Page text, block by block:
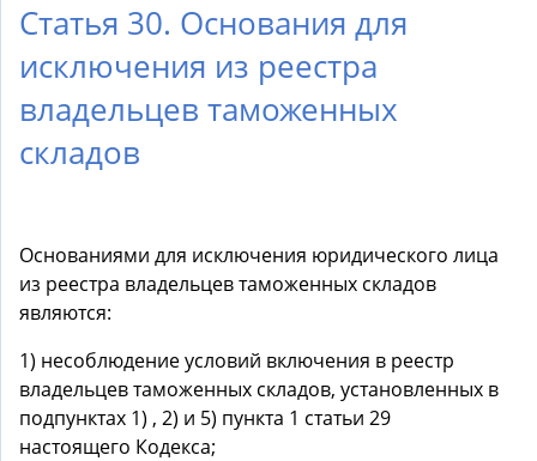
Статья 30. Основания для
исключения из реестра
владельцев таможенных
складов
Основаниями для исключения юридического лица
из реестра владельцев таможенных складов
являются:
1) несоблюдение условий включения в реестр
владельцев таможенных складов, установленных в
подпунктах 1) , 2) и 5) пункта 1 статьи 29
настоящего Кодекса;